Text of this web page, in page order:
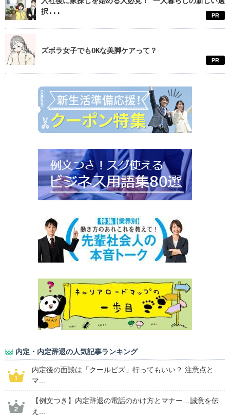
択...
PR
ズボラ女子でもOKな美脚ケアって？
PR
内定・内定辞退の人気記事ランキング
内定後の面談は「クールビズ」行ってもいい？ 注意点と
マ...
【例文つき】内定辞退の電話のかけ方とマナー…誠意を伝
え...